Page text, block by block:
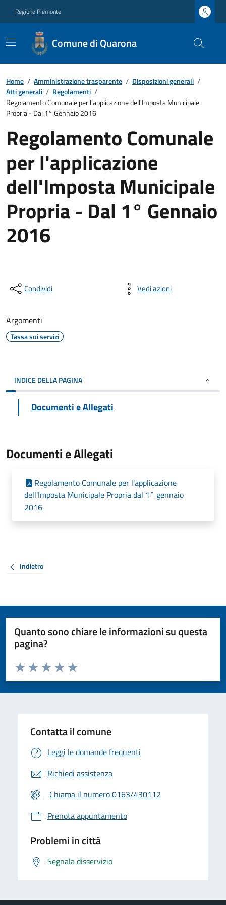
Regione Piemonte
Comune di Quarona
Home / Amministrazione trasparente / Disposizioni generali /
Atti generali / Regolamenti /
Regolamento Comunale per l'applicazione dell'Imposta Municipale
Propria - Dal 1° Gennaio 2016
Regolamento Comunale
per l'applicazione
dell'Imposta Municipale
Propria - Dal 1° Gennaio
2016
Condividi Vedi azioni
Argomenti
Tassa sui servizi
INDICE DELLA PAGINA
Documenti e Allegati
Documenti e Allegati
Regolamento Comunale per l'applicazione
dell'Imposta Municipale Propria dal 1° gennaio
2016
Indietro
Quanto sono chiare le informazioni su questa
pagina?
Valuta da 1 a 5 stelle la pagina
Valuta 5 stelle su 5
Valuta 4 stelle su 5
Valuta 3 stelle su 5
Valuta 2 stelle su 5
Valuta 1 stelle su 5
Contatta il comune
Leggi le domande frequenti
Richiedi assistenza
Chiama il numero 0163/430112
Prenota appuntamento
Problemi in città
Segnala disservizio